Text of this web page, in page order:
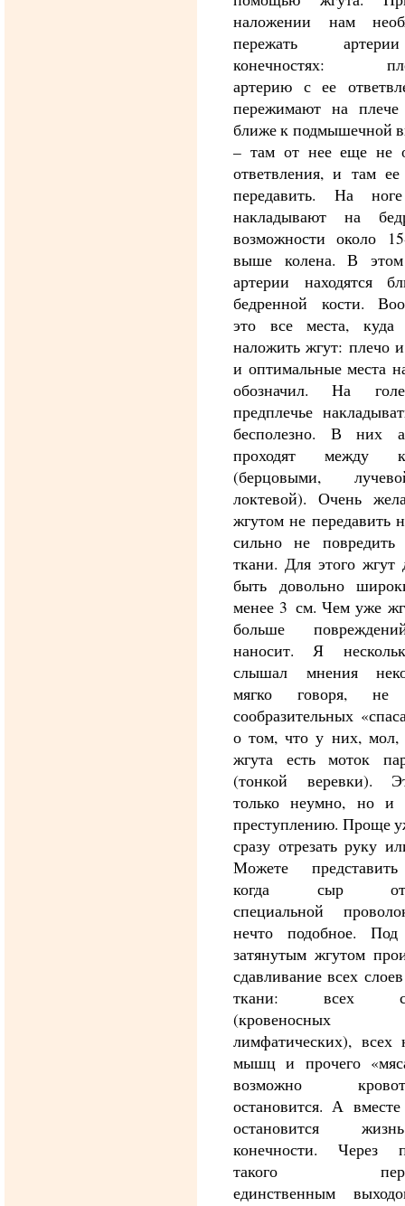
наложении нам
пережать
конечностях:
артерию с ее
пережимают на
ближе к подмышечной
– там от нее еще не
ответвления, и там
передавить. На
накладывают на
возможности около
выше колена. В этом
артерии находятся
бедренной кости.
это все места, куда
наложить жгут: плечо
и оптимальные места
обозначил. На
предплечье
бесполезно. В них
проходят между
(берцовыми,
локтевой). Очень
жгутом не передавить
сильно не повредить
ткани. Для этого жгут
быть довольно
менее 3 см. Чем уже
больше
наносит. Я
слышал мнения
мягко говоря, не
сообразительных
о том, что у них, мол,
жгута есть моток
(тонкой веревки).
только неумно, но и
преступлению. Проще
сразу отрезать руку
Можете
когда сыр
специальной
нечто подобное.
затянутым жгутом
сдавливание всех
ткани: всех
лимфатических), всех
мышц и прочего
возможно
остановится. А
остановится
конечности. Через
такого
единственным